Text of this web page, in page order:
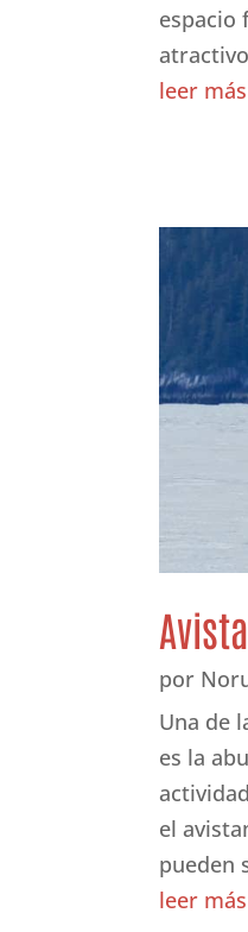
espacio
leer más
por
Una de
es la
el
pueden
leer más